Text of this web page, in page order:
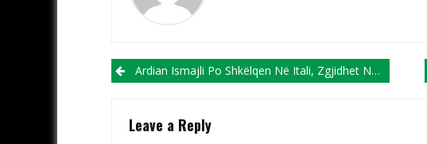
Post navigation
Ardian Ismajli Po Shkëlqen Në Itali, Zgjidhet Në Formacionin E Javës Në Serie A!
Leave a Reply